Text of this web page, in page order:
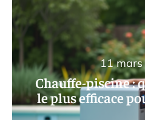
Chauffe-piscine :
le plus efficace
11